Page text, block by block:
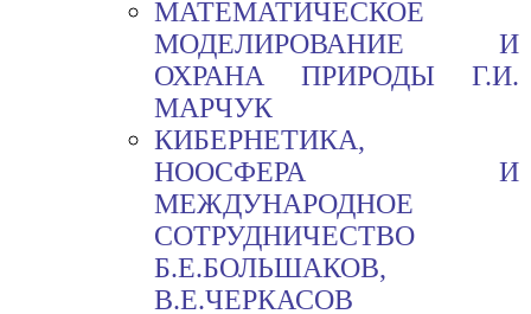
МАТЕМАТИЧЕСКОЕ
МОДЕЛИРОВАНИЕ И
ОХРАНА ПРИРОДЫ Г.И.
МАРЧУК
КИБЕРНЕТИКА,
НООСФЕРА И
МЕЖДУНАРОДНОЕ
СОТРУДНИЧЕСТВО
Б.Е.БОЛЬШАКОВ,
В.Е.ЧЕРКАСОВ